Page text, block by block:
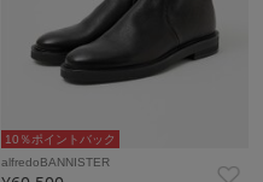
10％ポイントバック
alfredoBANNISTER